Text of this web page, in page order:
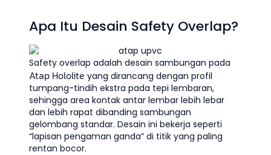
Apa Itu Desain Safety Overlap?
Safety overlap adalah desain sambungan pada
Atap Hololite yang dirancang dengan profil
tumpang-tindih ekstra pada tepi lembaran,
sehingga area kontak antar lembar lebih lebar
dan lebih rapat dibanding sambungan
gelombang standar. Desain ini bekerja seperti
“lapisan pengaman ganda” di titik yang paling
rentan bocor.